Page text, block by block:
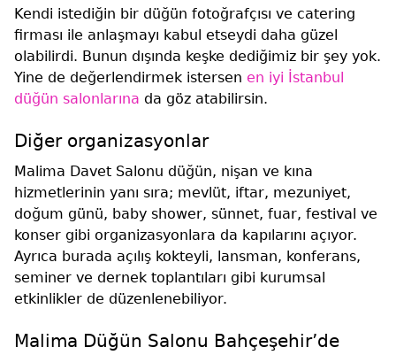
Kendi istediğin bir düğün fotoğrafçısı ve catering
firması ile anlaşmayı kabul etseydi daha güzel
olabilirdi. Bunun dışında keşke dediğimiz bir şey yok.
Yine de değerlendirmek istersen en iyi İstanbul
düğün salonlarına da göz atabilirsin.
Diğer organizasyonlar
Malima Davet Salonu düğün, nişan ve kına
hizmetlerinin yanı sıra; mevlüt, iftar, mezuniyet,
doğum günü, baby shower, sünnet, fuar, festival ve
konser gibi organizasyonlara da kapılarını açıyor.
Ayrıca burada açılış kokteyli, lansman, konferans,
seminer ve dernek toplantıları gibi kurumsal
etkinlikler de düzenlenebiliyor.
Malima Düğün Salonu Bahçeşehir’de